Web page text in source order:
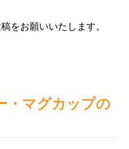
をお願いいたします。
・マグカップの